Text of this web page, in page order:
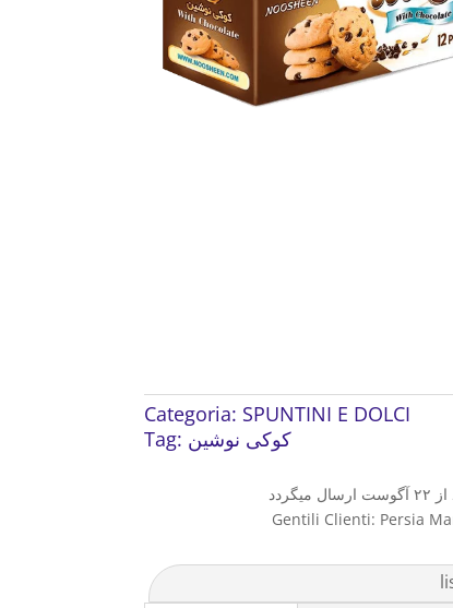
Categoria: SPUNTINI E DOLCI
Tag: کوکی نوشین
Gentili Clienti: Persia